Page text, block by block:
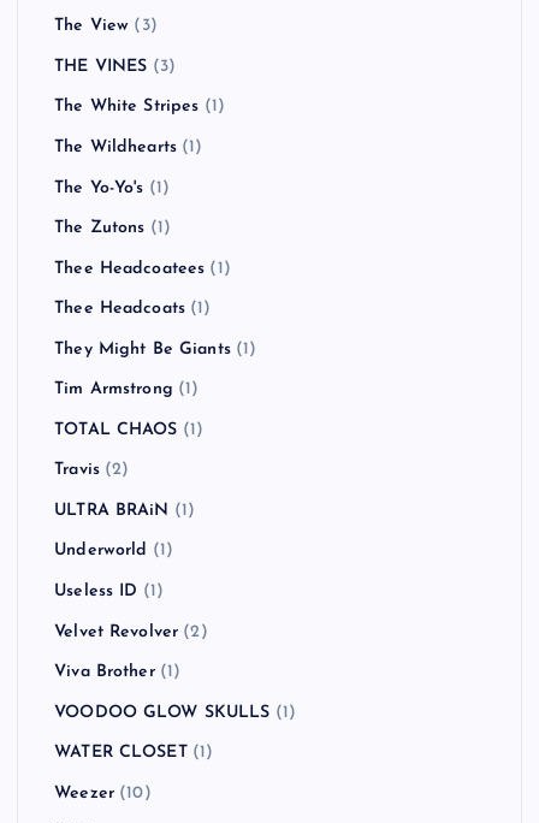
The View (3)
THE VINES (3)
The White Stripes (1)
The Wildhearts (1)
The Yo-Yo's (1)
The Zutons (1)
Thee Headcoatees (1)
Thee Headcoats (1)
They Might Be Giants(1)
Tim Armstrong (1)
TOTAL CHAOS (1)
Travis(2)
ULTRA BRAiN (1)
Underworld (1)
Useless ID (1)
Velvet Revolver (2)
Viva Brother(1)
VOODOO GLOW SKULLS (1)
WATER CLOSET(1)
Weezer(10)